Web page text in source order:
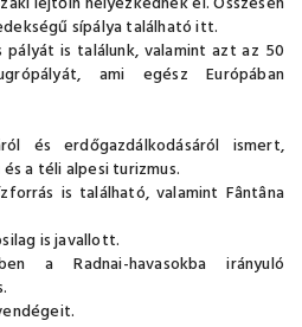
sípálya található itt.
pályát is találunk, valamint azt az 50
ami egész Európában
és erdőgazdálkodásáról ismert,
a téli alpesi turizmus.
is található, valamint Fântâna
is javallott.
a Radnai-havasokba irányuló